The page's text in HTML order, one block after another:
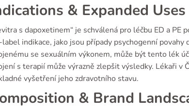
& Expanded Uses
s dapoxetinem“ je schválená pro léčbu ED a
indikace, jako jsou případy psychogenní
se sexuálním výkonem, může být tento lék
s terapií může výrazně zlepšit výsledky. Lékaři v
vyšetření jeho zdravotního stavu.
& Brand